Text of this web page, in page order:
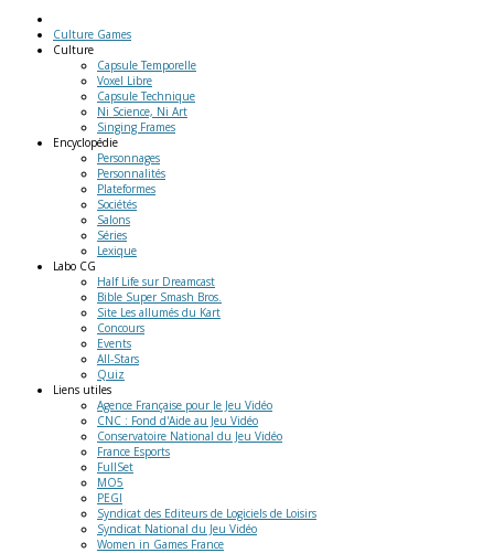
Culture Games
Culture
Capsule Temporelle
Voxel Libre
Capsule Technique
Ni Science, Ni Art
Singing Frames
Encyclopédie
Personnages
Personnalités
Plateformes
Sociétés
Salons
Séries
Lexique
Labo CG
Half Life sur Dreamcast
Bible Super Smash Bros.
Site Les allumés du Kart
Concours
Events
All-Stars
Quiz
Liens utiles
Agence Française pour le Jeu Vidéo
CNC : Fond d'Aide au Jeu Vidéo
Conservatoire National du Jeu Vidéo
France Esports
FullSet
MO5
PEGI
Syndicat des Editeurs de Logiciels de Loisirs
Syndicat National du Jeu Vidéo
Women in Games France